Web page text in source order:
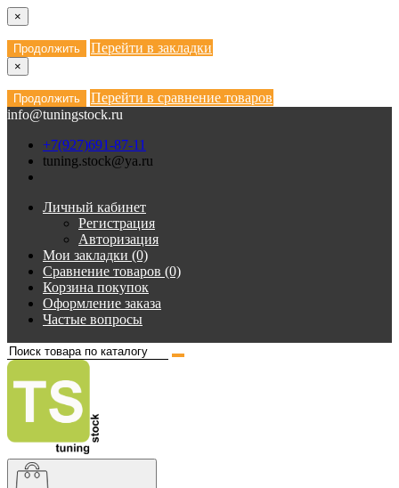
×
Продолжить Перейти в закладки
×
Продолжить
Перейти в сравнение товаров
info@tuningstock.ru
+7(927)691-87-11
tuning.stock@ya.ru
Личный кабинет
Регистрация
Авторизация
Мои закладки (0)
Сравнение товаров (0)
Корзина покупок
Оформление заказа
Частые вопросы